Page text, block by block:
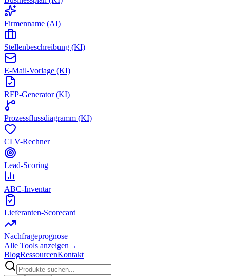
Firmenname (AI)
Stellenbeschreibung (KI)
E-Mail-Vorlage (KI)
RFP-Generator (KI)
Prozessflussdiagramm (KI)
CLV-Rechner
Lead-Scoring
ABC-Inventar
Lieferanten-Scorecard
Nachfrageprognose
Alle Tools anzeigen →
BlogRessourcenKontakt